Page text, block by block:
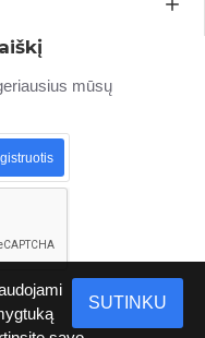
mūsų
SUTINKU